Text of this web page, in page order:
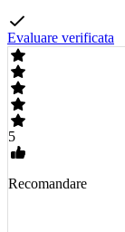
Evaluare verificata
5
Recomandare